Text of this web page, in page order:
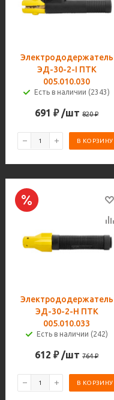
Электрододержатель
ЭД-30-2-I ПТК
005.010.030
Есть в наличии (2343)
691 ₽ /шт 820₽
В КОРЗИНУ
Электрододержатель
ЭД-30-2-H ПТК
005.010.033
Есть в наличии (242)
612 ₽ /шт 764₽
В КОРЗИНУ